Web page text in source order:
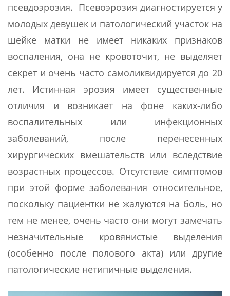
псевдоэрозия. Псевоэрозия диагностируется у
молодых девушек и патологический участок на
шейке матки не имеет никаких признаков
воспаления, она не кровоточит, не выделяет
секрет и очень часто самоликвидируется до 20
лет. Истинная эрозия имеет существенные
отличия и возникает на фоне каких-либо
воспалительных или инфекционных
заболеваний, после перенесенных
хирургических вмешательств или вследствие
возрастных процессов. Отсутствие симптомов
при этой форме заболевания относительное,
поскольку пациентки не жалуются на боль, но
тем не менее, очень часто они могут замечать
незначительные кровянистые выделения
(особенно после полового акта) или другие
патологические нетипичные выделения.